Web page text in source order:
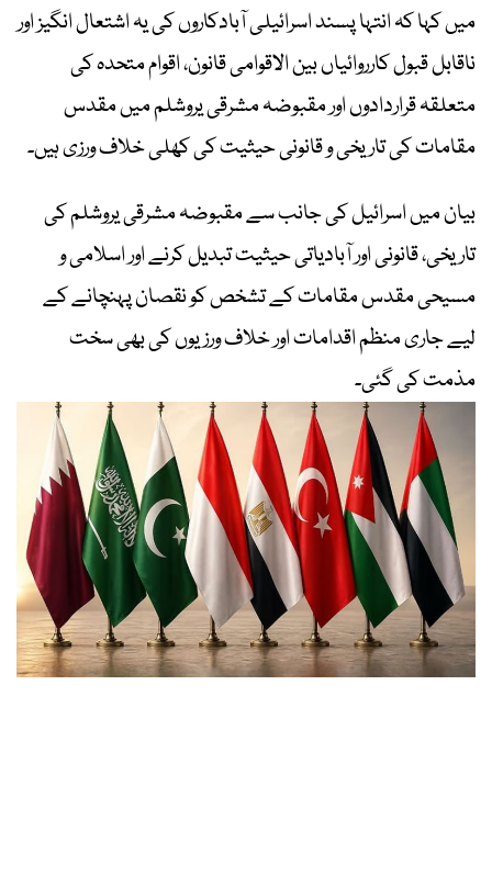
میں کہا کہ انتہا پسند اسرائیلی آبادکاروں کی یہ اشتعال انگیز اور
ناقابل قبول کارروائیاں بین الاقوامی قانون، اقوام متحدہ کی
متعلقہ قراردادوں اور مقبوضہ مشرقی یروشلم میں مقدس
مقامات کی تاریخی و قانونی حیثیت کی کھلی خلاف ورزی ہیں۔
بیان میں اسرائیل کی جانب سے مقبوضہ مشرقی یروشلم کی
تاریخی، قانونی اور آبادیاتی حیثیت تبدیل کرنے اور اسلامی و
مسیحی مقدس مقامات کے تشخص کو نقصان پہنچانے کے
لیے جاری منظم اقدامات اور خلاف ورزیوں کی بھی سخت
مذمت کی گئی۔